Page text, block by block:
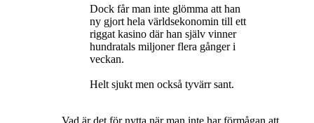
Dock får man inte glömma att han
ny gjort hela världsekonomin till ett
riggat kasino där han själv vinner
hundratals miljoner flera gånger i
veckan.
Helt sjukt men också tyvärr sant.
Vad är det för nytta när man inte har förmågan att